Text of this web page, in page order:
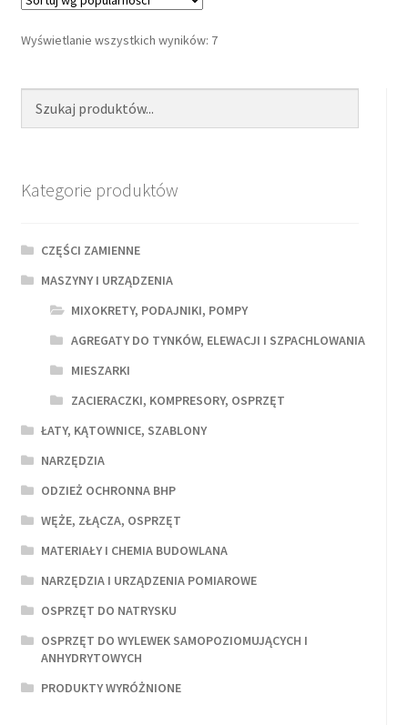
Wyświetlanie wszystkich wyników: 7Posortowane
Kategorie produktów
CZĘŚCI ZAMIENNE
MASZYNY I URZĄDZENIA
MIXOKRETY, PODAJNIKI, POMPY
AGREGATY DO TYNKÓW, ELEWACJI I SZPACHLOWANIA
MIESZARKI
ZACIERACZKI, KOMPRESORY, OSPRZĘT
ŁATY, KĄTOWNICE, SZABLONY
NARZĘDZIA
ODZIEŻ OCHRONNA BHP
WĘŻE, ZŁĄCZA, OSPRZĘT
MATERIAŁY I CHEMIA BUDOWLANA
NARZĘDZIA I URZĄDZENIA POMIAROWE
OSPRZĘT DO NATRYSKU
OSPRZĘT DO WYLEWEK SAMOPOZIOMUJĄCYCH I
ANHYDRYTOWYCH
PRODUKTY WYRÓŻNIONE